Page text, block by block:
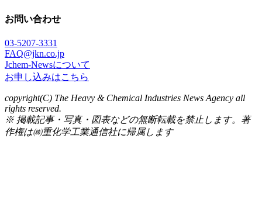
お問い合わせ
03-5207-3331
FAQ@jkn.co.jp
Jchem-Newsについて
お申し込みはこちら
copyright(C) The Heavy & Chemical Industries News Agency all
rights reserved.
※ 掲載記事・写真・図表などの無断転載を禁止します。著
作権は㈱重化学工業通信社に帰属します